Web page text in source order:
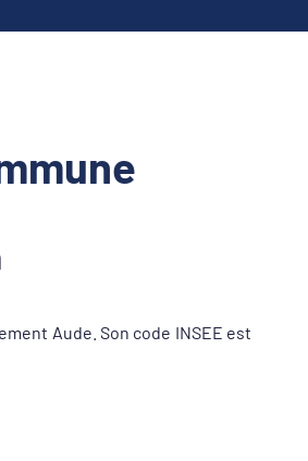
Aude. Son code INSEE est